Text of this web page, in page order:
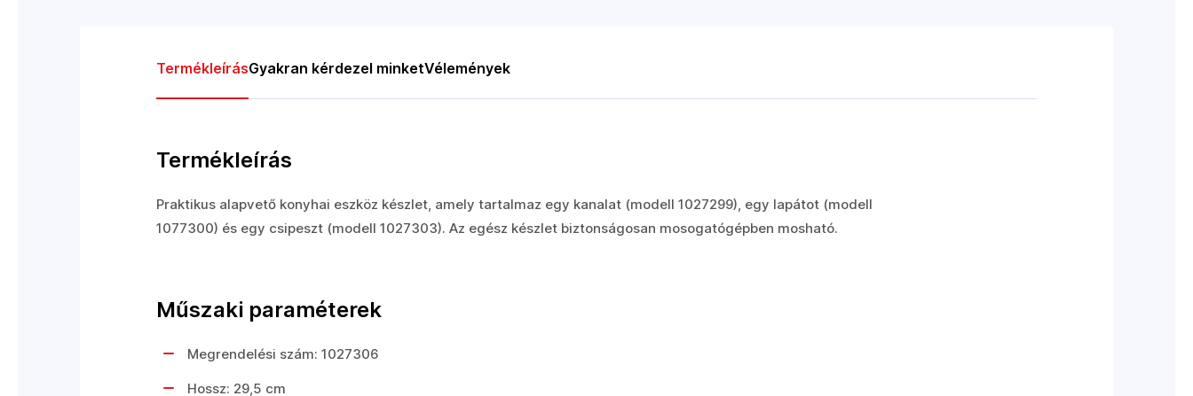
TermékleírásGyakran kérdezel minketVélemények
Termékleírás
Praktikus alapvető konyhai eszköz készlet, amely tartalmaz egy kanalat (modell 1027299), egy lapátot (modell
1077300) és egy csipeszt (modell 1027303). Az egész készlet biztonságosan mosogatógépben mosható.
Műszaki paraméterek
Megrendelési szám: 1027306
Hossz: 29,5 cm